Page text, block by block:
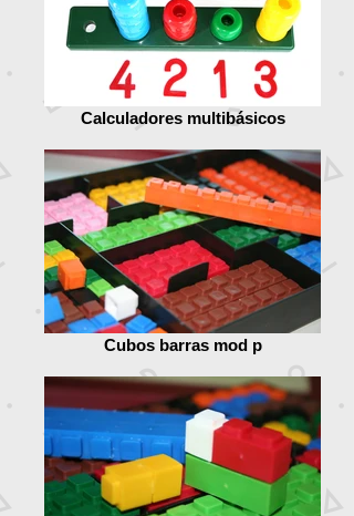
Calculadores multibásicos
Cubos barras mod p